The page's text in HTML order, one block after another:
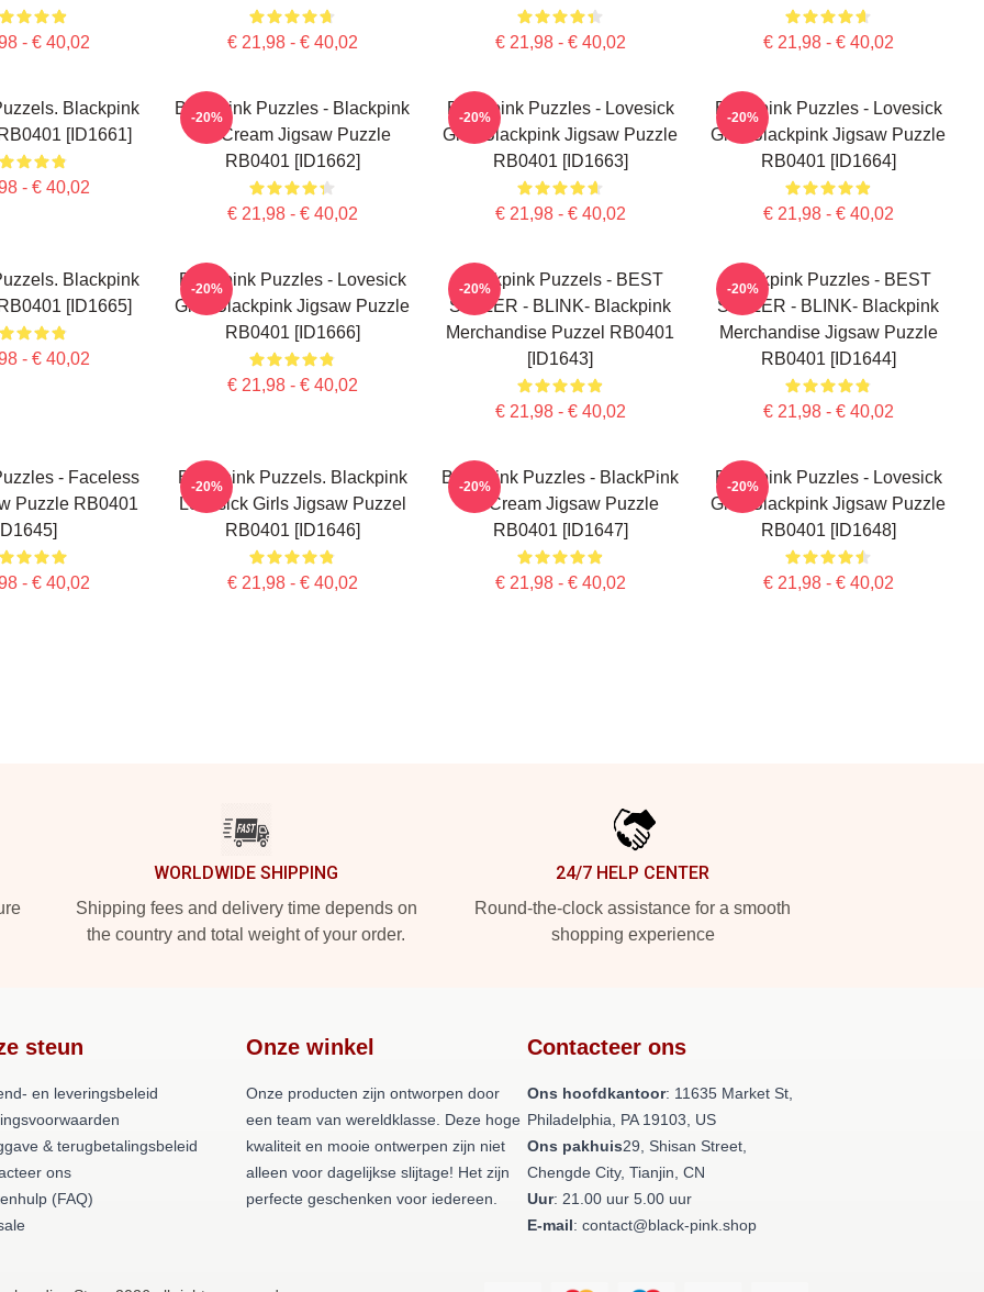
- € 40,02 € 21,98 - € 40,02 € 21,98 - € 40,02 € 21,98 - € 40,02
Blackpink
[ID1661]
- € 40,02
Blackpink Puzzles - Blackpink
Ice Cream Jigsaw Puzzle
RB0401 [ID1662]
€ 21,98 - € 40,02
-20%
Blackpink Puzzles - Lovesick
Girls Blackpink Jigsaw Puzzle
RB0401 [ID1663]
€ 21,98 - € 40,02
-20%
Blackpink Puzzles - Lovesick
Girls Blackpink Jigsaw Puzzle
RB0401 [ID1664]
€ 21,98 - € 40,02
-20%
Blackpink
[ID1665]
- € 40,02
Blackpink Puzzles - Lovesick
Girls Blackpink Jigsaw Puzzle
RB0401 [ID1666]
€ 21,98 - € 40,02
-20%
Blackpink Puzzels - BEST
SELLER - BLINK- Blackpink
Merchandise Puzzel RB0401
[ID1643]
€ 21,98 - € 40,02
-20%
Blackpink Puzzles - BEST
SELLER - BLINK- Blackpink
Merchandise Jigsaw Puzzle
RB0401 [ID1644]
€ 21,98 - € 40,02
-20%
- Faceless
Puzzle RB0401
- € 40,02
Blackpink Puzzels. Blackpink
Lovesick Girls Jigsaw Puzzel
RB0401 [ID1646]
€ 21,98 - € 40,02
-20%
Blackpink Puzzles - BlackPink
Ice Cream Jigsaw Puzzle
RB0401 [ID1647]
€ 21,98 - € 40,02
-20%
Blackpink Puzzles - Lovesick
Girls Blackpink Jigsaw Puzzle
RB0401 [ID1648]
€ 21,98 - € 40,02
-20%
WORLDWIDE SHIPPING
Shipping fees and delivery time depends on
the country and total weight of your order.
24/7 HELP CENTER
Round-the-clock assistance for a smooth
shopping experience
steun
en leveringsbeleid
& terugbetalingsbeleid
ons
(FAQ)
Onze winkel
Onze producten zijn ontworpen door
een team van wereldklasse. Deze hoge
kwaliteit en mooie ontwerpen zijn niet
alleen voor dagelijkse slijtage! Het zijn
perfecte geschenken voor iedereen.
Contacteer ons
Ons hoofdkantoor: 11635 Market St,
Philadelphia, PA 19103, US
Ons pakhuis29, Shisan Street,
Chengde City, Tianjin, CN
Uur: 21.00 uur 5.00 uur
E-mail: contact@black-pink.shop